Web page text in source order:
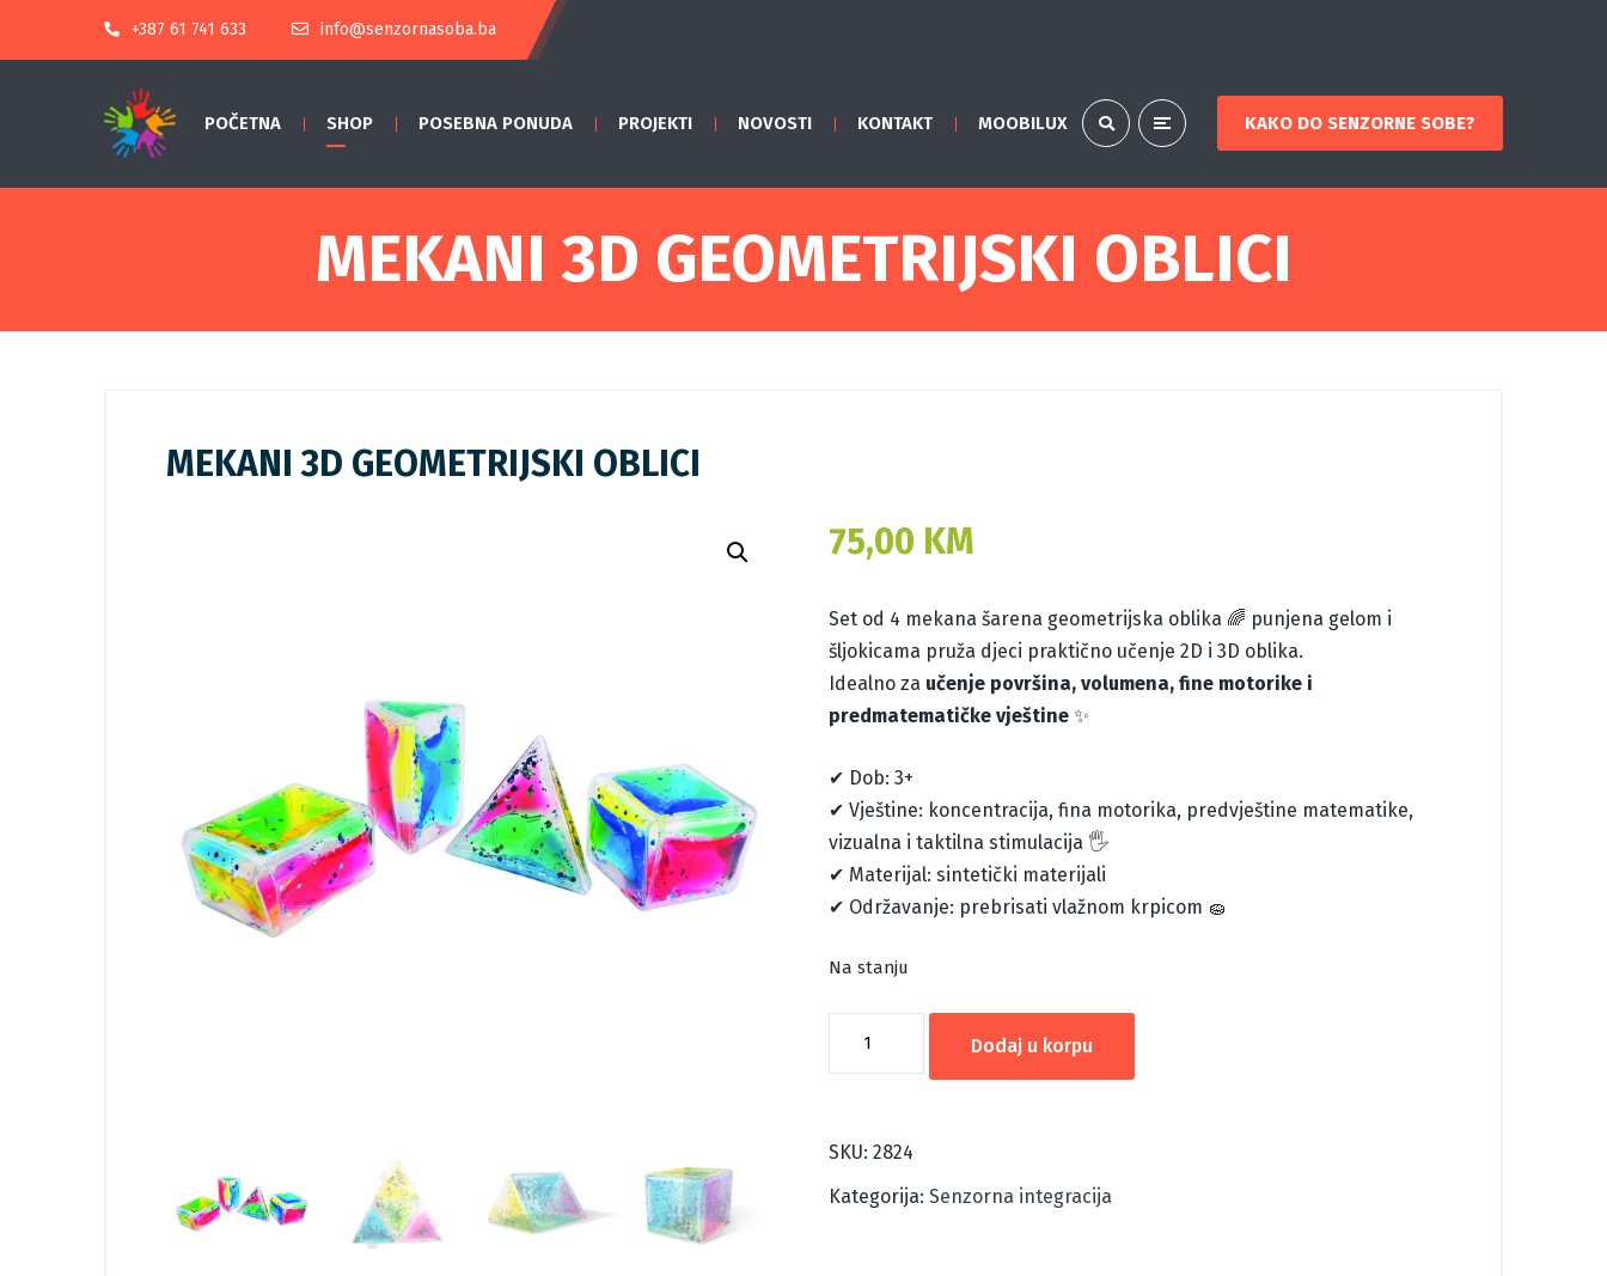
+387 61 741 633 info@senzornasoba.ba
KAKO DO SENZORNE SOBE?
POČETNA SHOP POSEBNA PONUDA PROJEKTI NOVOSTI KONTAKT MOOBILUX
MEKANI 3D GEOMETRIJSKI OBLICI
MEKANI 3D GEOMETRIJSKI OBLICI
75,00 KM
Set od 4 mekana šarena geometrijska oblika 🌈 punjena gelom i
šljokicama pruža djeci praktično učenje 2D i 3D oblika.
Idealno za učenje površina, volumena, fine motorike i
predmatematičke vještine ✨
✔ Dob: 3+
✔ Vještine: koncentracija, fina motorika, predvještine matematike,
vizualna i taktilna stimulacija 🖐️
✔ Materijal: sintetički materijali
✔ Održavanje: prebrisati vlažnom krpicom 🧽
Na stanju
količina
Dodaj u korpu
SKU:2824
Kategorija:Senzorna integracija